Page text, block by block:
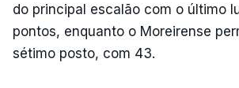
do principal escalão com o último
pontos, enquanto o Moreirense
sétimo posto, com 43.